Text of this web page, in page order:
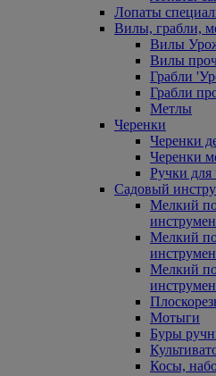
Лопаты
Вилы, грабли,
Вилы
Вилы
Грабли
Грабли
Метлы
Черенки
Черенки
Черенки
Ручки для
Садовый
Мелкий
Мелкий
Мелкий
Мотыги
Буры
Косы,